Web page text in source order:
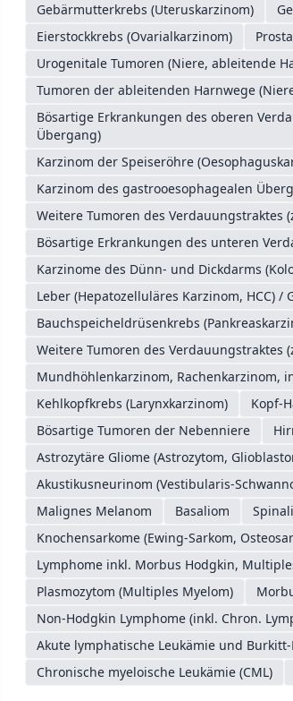
Gebärmutterkrebs (Uteruskarzinom)
Eierstockkrebs (Ovarialkarzinom)
Urogenitale Tumoren (Niere, ableitende
Tumoren der ableitenden Harnwege
Bösartige Erkrankungen des oberen
Übergang)
Karzinom der Speiseröhre
Karzinom des gastrooesophagealen
Weitere Tumoren des Verdauungstraktes
Bösartige Erkrankungen des unteren
Karzinome des Dünn- und Dickdarms
Leber (Hepatozelluläres Karzinom, HCC)
Bauchspeicheldrüsenkrebs
Weitere Tumoren des Verdauungstraktes
Mundhöhlenkarzinom, Rachenkarzinom,
Kehlkopfkrebs (Larynxkarzinom)
Kopf-
Bösartige Tumoren der Nebenniere
Astrozytäre Gliome (Astrozytom,
Akustikusneurinom (Vestibularis-
Malignes Melanom
Basaliom
Knochensarkome (Ewing-Sarkom,
Lymphome inkl. Morbus Hodgkin,
Plasmozytom (Multiples Myelom)
Non-Hodgkin Lymphome (inkl. Chron.
Akute lymphatische Leukämie und Burkitt-
Chronische myeloische Leukämie (CML)